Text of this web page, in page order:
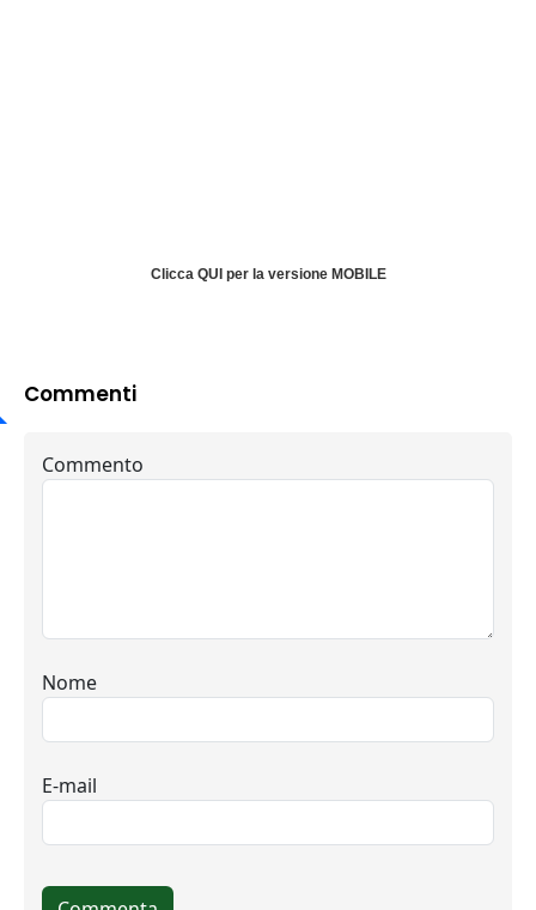
Clicca QUI per la versione MOBILE
Commenti